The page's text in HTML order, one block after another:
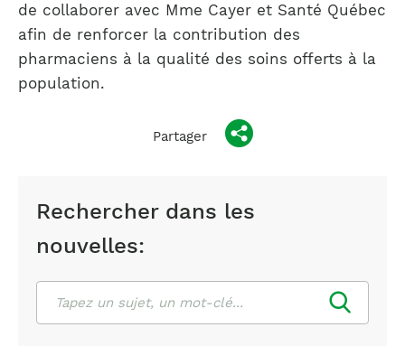
Rechercher dans les
nouvelles:
de collaborer avec Mme Cayer et Santé Québec
afin de renforcer la contribution des
pharmaciens à la qualité des soins offerts à la
population.
Partager